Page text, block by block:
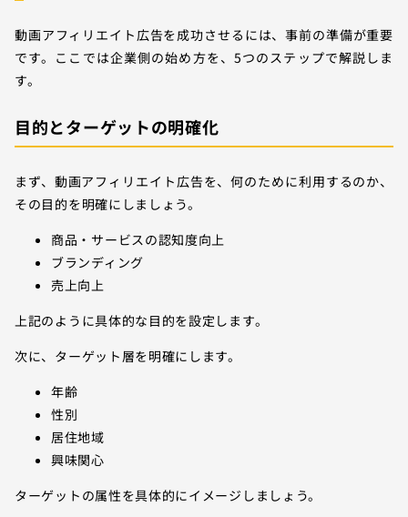
動画アフィリエイト広告を成功させるには、事前の準備が重要
です。ここでは企業側の始め方を、5つのステップで解説しま
す。
目的とターゲットの明確化
まず、動画アフィリエイト広告を、何のために利用するのか、
その目的を明確にしましょう。
商品・サービスの認知度向上
ブランディング
売上向上
上記のように具体的な目的を設定します。
次に、ターゲット層を明確にします。
年齢
性別
居住地域
興味関心
ターゲットの属性を具体的にイメージしましょう。